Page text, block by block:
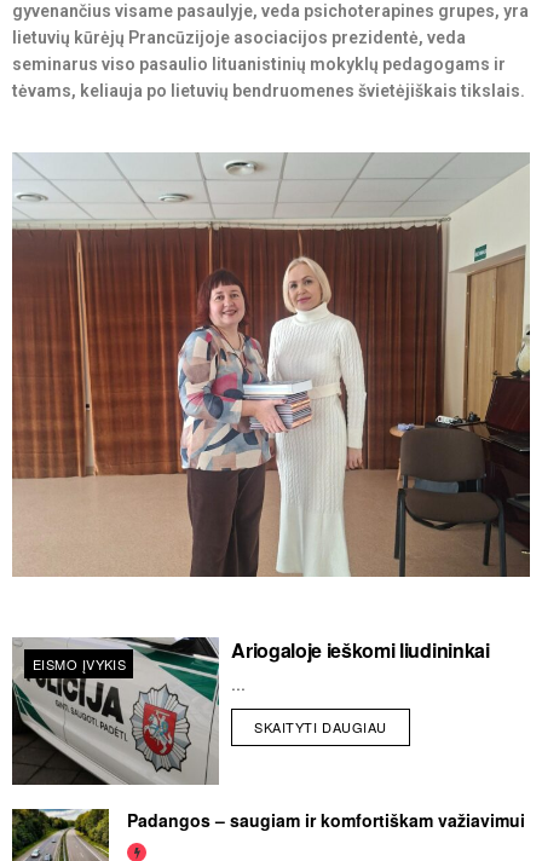
gyvenančius visame pasaulyje, veda psichoterapines grupes, yra
lietuvių kūrėjų Prancūzijoje asociacijos prezidentė, veda
seminarus viso pasaulio lituanistinių mokyklų pedagogams ir
tėvams, keliauja po lietuvių bendruomenes švietėjiškais tikslais.
EISMO ĮVYKIS Ariogaloje ieškomi liudininkai
...
SKAITYTI DAUGIAU
Padangos – saugiam ir komfortiškam važiavimui